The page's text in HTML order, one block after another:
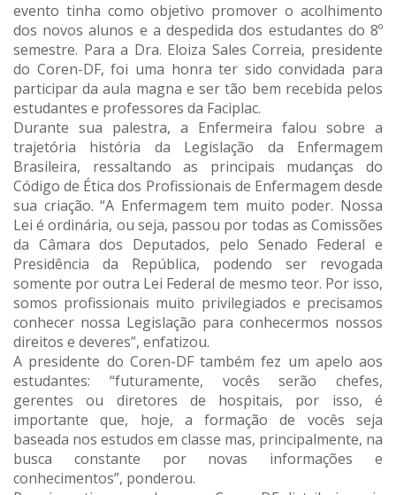
evento tinha como objetivo promover o acolhimento
dos novos alunos e a despedida dos estudantes do 8º
semestre. Para a Dra. Eloiza Sales Correia, presidente
do Coren-DF, foi uma honra ter sido convidada para
participar da aula magna e ser tão bem recebida pelos
estudantes e professores da Faciplac.
Durante sua palestra, a Enfermeira falou sobre a
trajetória história da Legislação da Enfermagem
Brasileira, ressaltando as principais mudanças do
Código de Ética dos Profissionais de Enfermagem desde
sua criação. “A Enfermagem tem muito poder. Nossa
Lei é ordinária, ou seja, passou por todas as Comissões
da Câmara dos Deputados, pelo Senado Federal e
Presidência da República, podendo ser revogada
somente por outra Lei Federal de mesmo teor. Por isso,
somos profissionais muito privilegiados e precisamos
conhecer nossa Legislação para conhecermos nossos
direitos e deveres”, enfatizou.
A presidente do Coren-DF também fez um apelo aos
estudantes: “futuramente, vocês serão chefes,
gerentes ou diretores de hospitais, por isso, é
importante que, hoje, a formação de vocês seja
baseada nos estudos em classe mas, principalmente, na
busca constante por novas informações e
conhecimentos”, ponderou.